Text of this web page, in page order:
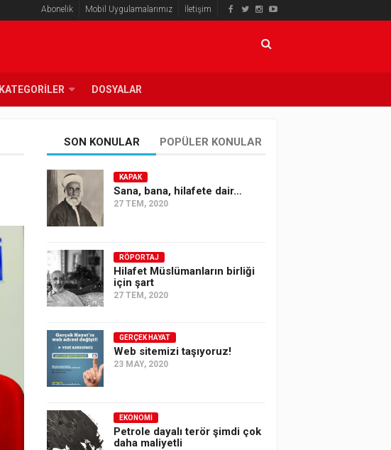
Abonelik Mobil Uygulamalarımız İletişim
KATEGORILER DOSYALAR
SON KONULAR POPÜLER KONULAR
KAPAK
Sana, bana, hilafete dair…
27 TEM, 2020
RÖPORTAJ
Hilafet Müslümanların birliği
için şart
27 TEM, 2020
GERÇEK HAYAT
Web sitemizi taşıyoruz!
23 MAY, 2020
EKONOMI
Petrole dayalı terör şimdi çok
daha maliyetli